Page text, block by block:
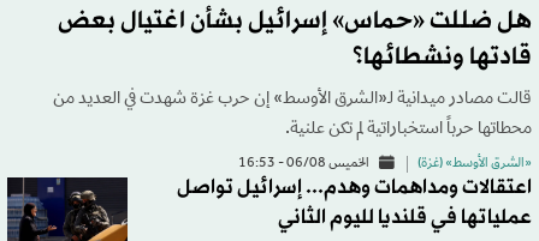
هل ضللت «حماس» إسرائيل بشأن اغتيال بعض
قادتها ونشطائها؟
قالت مصادر ميدانية لـ«الشرق الأوسط» إن حرب غزة شهدت في العديد من
محطاتها حرباً استخباراتية لم تكن علنية.
«الشرق الأوسط» (غزة) الخميس 06/08 - 16:53
اعتقالات ومداهمات وهدم... إسرائيل تواصل
عملياتها في قلنديا لليوم الثاني